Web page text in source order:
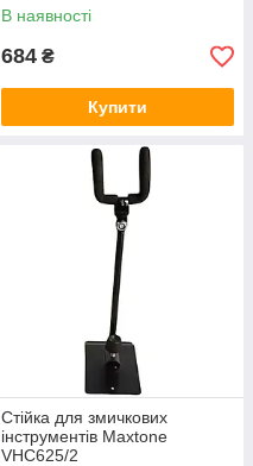
В наявності
684 ₴
Купити
Стійка для змичкових
інструментів Maxtone
VHC625/2